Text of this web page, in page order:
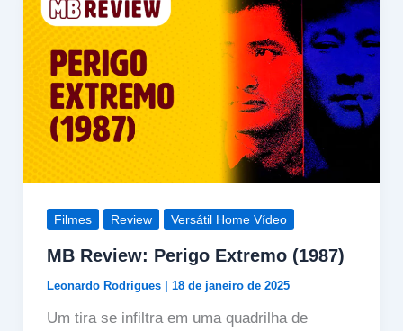
Filmes Review Versátil Home Vídeo
MB Review: Perigo Extremo (1987)
Leonardo Rodrigues 18 de janeiro de 2025
Um tira se infiltra em uma quadrilha de